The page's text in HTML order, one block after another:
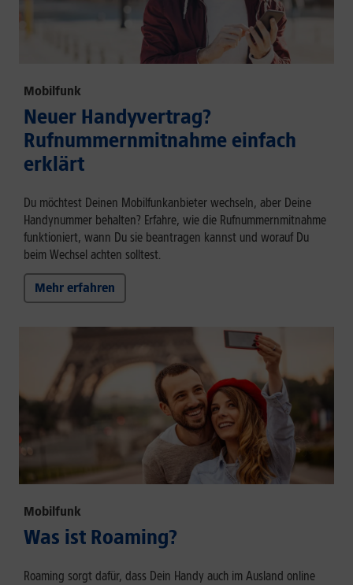
Mobilfunk
Neuer Handyvertrag?
Rufnummernmitnahme einfach
erklärt
Du möchtest Deinen Mobilfunkanbieter wechseln, aber Deine
Handynummer behalten? Erfahre, wie die Rufnummernmitnahme
funktioniert, wann Du sie beantragen kannst und worauf Du
beim Wechsel achten solltest.
Mehr erfahren
Mobilfunk
Was ist Roaming?
Roaming sorgt dafür, dass Dein Handy auch im Ausland online